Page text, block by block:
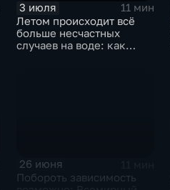
3 июля
11 мин
Летом происходит всё
больше несчастных
случаев на воде: как
26 июня
Побороть зависимость